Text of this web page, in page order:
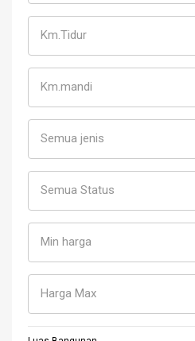
Km.Tidur
Km.mandi
Semua jenis
Semua Status
Min harga
Harga Max